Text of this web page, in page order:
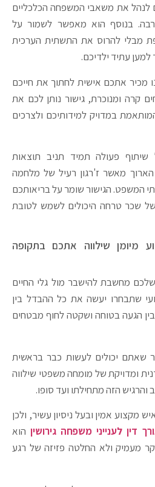
לנהל את משאבי המשפחה הכלכליים
בנוסף הוא מאפשר לשמור על
מבלי להרוס את התשתית הערכית
עתיד ילדיכם.
מכיר אתכם אישית לחתוך את חייכם
קרה ומנוכרת, גישור נותן לכם את
במדויק למידותיכם ולצרכים
פעולה תמיד תניב תוצאות
הארוך מאשר ז'רגון רעיל של מלחמה
המשפט. הגישור שומר על בריאותכם
שכר טרחה היכולים לשמש לטובת
מיומן שילווה אתכם בתקופה
מחשבת להישבר מול גלי החיים
שתבחרו יעשה את כל ההבדל בין
הגעה בטוחה ושקטה לחוף מבטחים
שאתם יכולים לעשות כבר בראשית
ומדויקת של מומחה משפטי שילווה
הזה מתחילתו ועד סופו.
מקצוע אמין ובעל ניסיון עשיר, ולכן
דין לענייני משפחה גירושיןהוא
מעמיק ולא החלטה פזיזה של רגע